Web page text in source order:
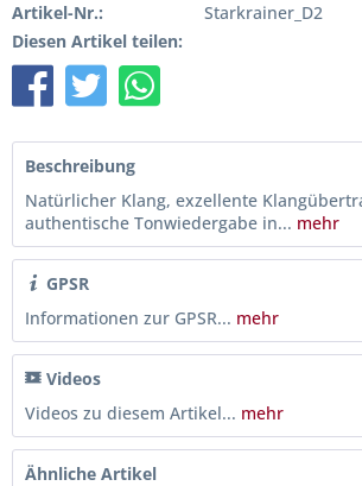
Artikel-Nr.:
Starkrainer_D2
Diesen Artikel teilen:
Beschreibung
Natürlicher Klang, exzellente
authentische Tonwiedergabe in... mehr
GPSR
Informationen zur GPSR... mehr
Videos
Videos zu diesem Artikel... mehr
Ähnliche Artikel